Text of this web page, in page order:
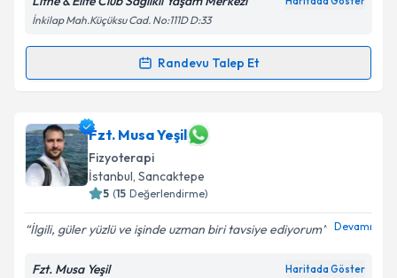
İnkilap Mah.Küçüksu Cad. No:111D D:33
Randevu Talep Et
Randevu Takvimi Talebi
Fzt. Rojbin Kılıçiçin randevu takvimi talebi oluşturun.
Size bu uzmandan randevu almanız için bir takvim
hazırlandığında e-posta ile bilgilendireceğiz.
E-posta Adresiniz
Fzt. Musa Yeşil
Fizyoterapi
İstanbul, Sancaktepe
5 (15 Değerlendirme)
İlgili, güler yüzlü ve işinde uzman biri tavsiye ediyorum Devamı
Fzt. Musa Yeşil Haritada Göster